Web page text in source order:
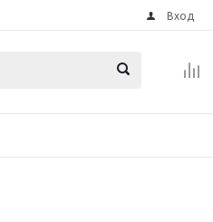
Вход